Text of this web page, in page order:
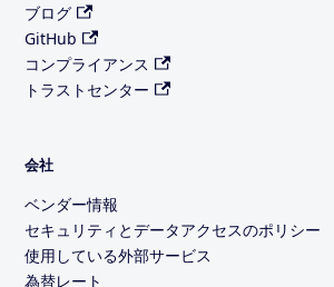
ブログ
GitHub
コンプライアンス
トラストセンター
会社
ベンダー情報
セキュリティとデータアクセスのポリシー
使用している外部サービス
為替レート